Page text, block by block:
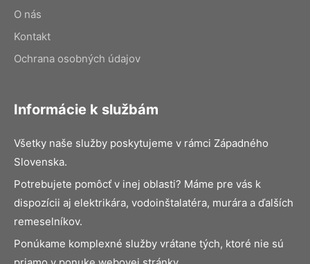
O nás
Kontakt
Ochrana osobných údajov
Informácie k službám
Všetky naše služby poskytujeme v rámci Západného
Slovenska.
Potrebujete pomôcť v inej oblasti? Máme pre vás k
dispozícii aj elektrikára, vodoinštalatéra, murára a ďalších
remeselníkov.
Ponúkame komplexné služby vrátane tých, ktoré nie sú